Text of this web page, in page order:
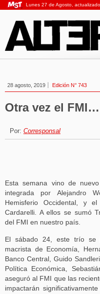
Lunes 27 de Agosto,
28 agosto, 2019 Edición N° 743
Otra vez el FMI…
Por: Corresponsal
Esta semana vino de
integrada por Alejandro
Hemisferio Occidental, y
Cardarelli. A ellos se sumó
del FMI en nuestro país.
El sábado 24, este trío se
macrista de Economía,
Banco Central, Guido
Política Económica,
aseguró al FMI que las
impactarán